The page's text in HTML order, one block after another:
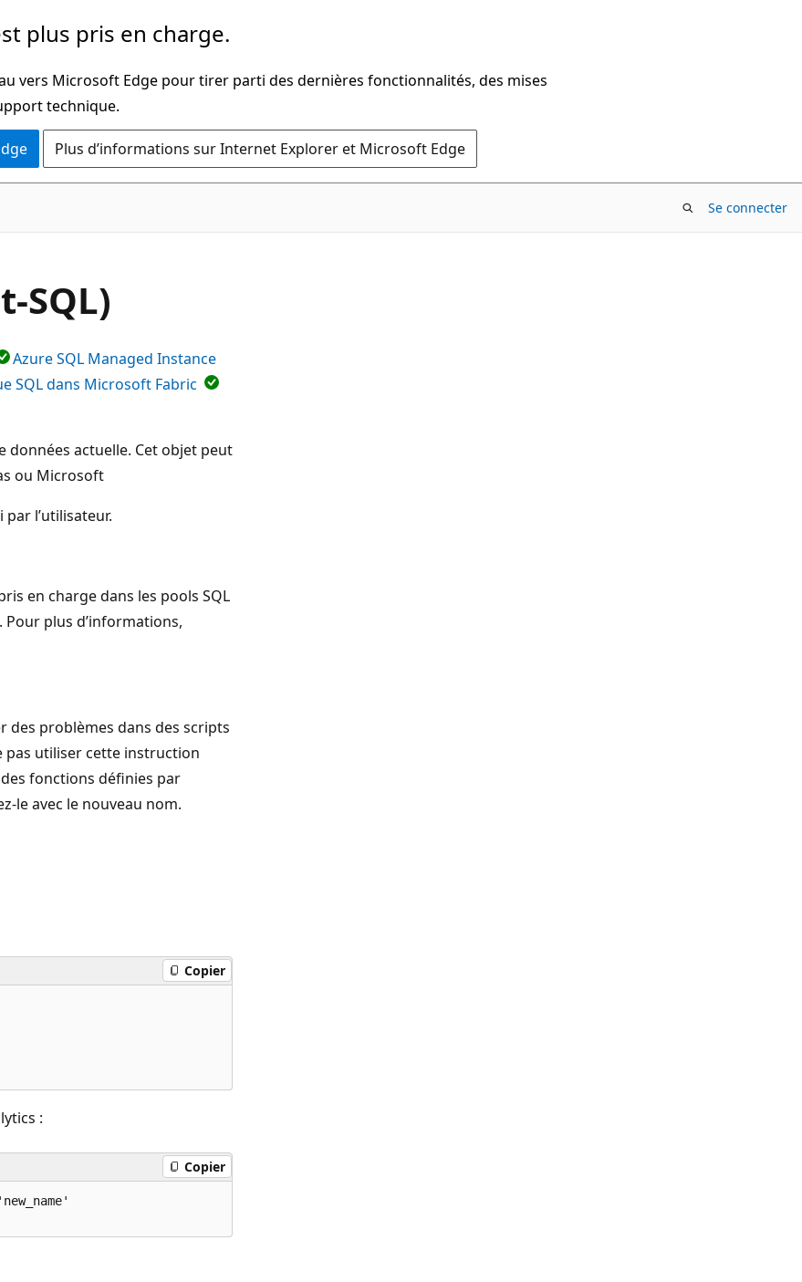
plus pris en charge.
vers Microsoft Edge pour tirer parti des dernières fonctionnalités, des mises
technique.
Plus d’informations sur Internet Explorer et Microsoft Edge
Se connecter
SQL)
Azure SQL Managed Instance
SQL dans Microsoft Fabric
actuelle. Cet objet peut
ou Microsoft
l’utilisateur.
en charge dans les pools SQL
Pour plus d’informations,
problèmes dans des scripts
pas utiliser cette instruction
fonctions définies par
le avec le nouveau nom.
Copier
:
Copier